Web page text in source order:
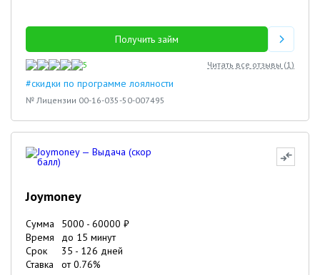
Получить займ
5 Читать все отзывы (1)
#скидки по программе лоялности
№ Лицензии 00-16-035-50-007495
Joymoney
Сумма 5000 - 60000 ₽
Время
до 15 минут
Срок
35 - 126 дней
Ставка
от0.76%